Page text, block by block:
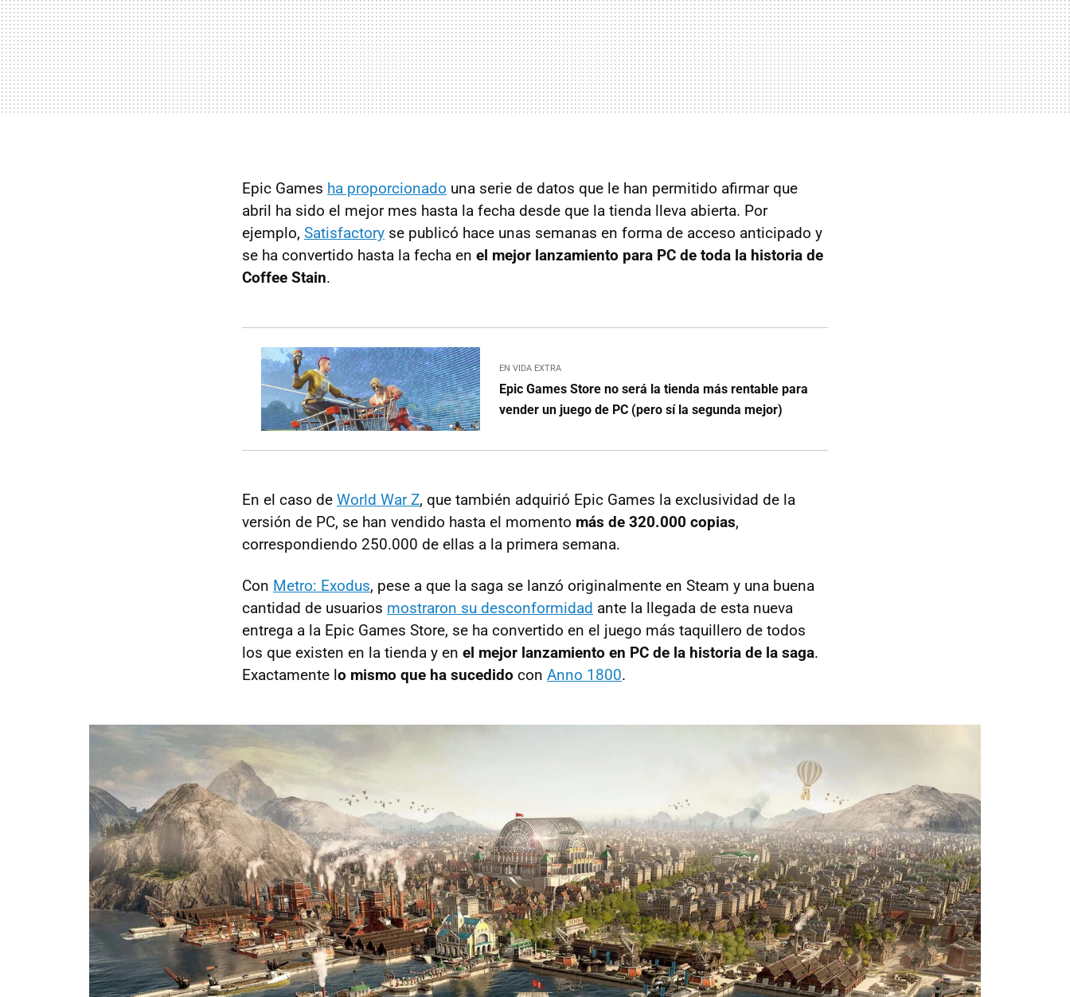
Epic Games ha proporcionado una serie de datos que le han permitido afirmar que
abril ha sido el mejor mes hasta la fecha desde que la tienda lleva abierta. Por
ejemplo, Satisfactory se publicó hace unas semanas en forma de acceso anticipado y
se ha convertido hasta la fecha en el mejor lanzamiento para PC de toda la historia de
Coffee Stain.
EN VIDA EXTRA
Epic Games Store no será la tienda más rentable para
vender un juego de PC (pero sí la segunda mejor)
En el caso de World War Z, que también adquirió Epic Games la exclusividad de la
versión de PC, se han vendido hasta el momento más de 320.000 copias,
correspondiendo 250.000 de ellas a la primera semana.
Con Metro: Exodus, pese a que la saga se lanzó originalmente en Steam y una buena
cantidad de usuarios mostraron su desconformidad ante la llegada de esta nueva
entrega a la Epic Games Store, se ha convertido en el juego más taquillero de todos
los que existen en la tienda y en el mejor lanzamiento en PC de la historia de la saga.
Exactamente lo mismo que ha sucedido con Anno 1800.